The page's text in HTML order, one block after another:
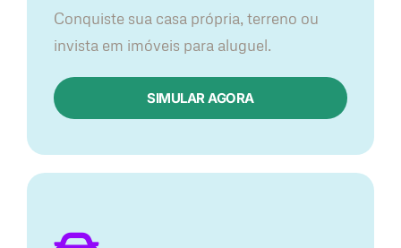
Conquiste sua casa própria, terreno ou
invista em imóveis para aluguel.
SIMULAR AGORA​